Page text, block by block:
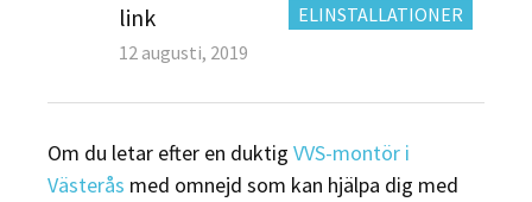
CATEGORIES:
ELINSTALLATIONER
Author
link
Posted
12 augusti, 2019
Om du letar efter en duktig VVS-montör i
Västerås med omnejd som kan hjälpa dig med